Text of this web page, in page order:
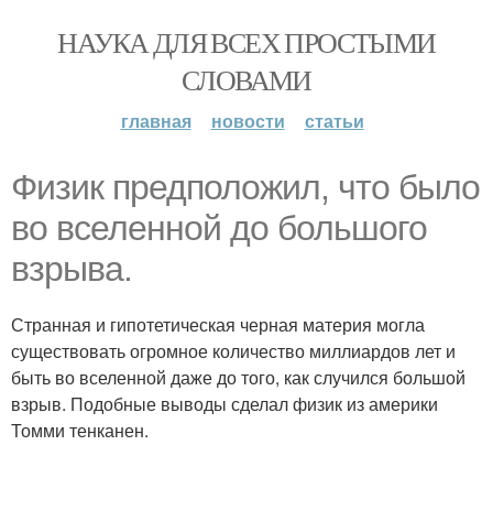
НАУКА ДЛЯ ВСЕХ ПРОСТЫМИ
СЛОВАМИ
главная новости статьи
Физик предположил, что было
во вселенной до большого
взрыва.
Странная и гипотетическая черная материя могла
существовать огромное количество миллиардов лет и
быть во вселенной даже до того, как случился большой
взрыв. Подобные выводы сделал физик из америки
Томми тенканен.